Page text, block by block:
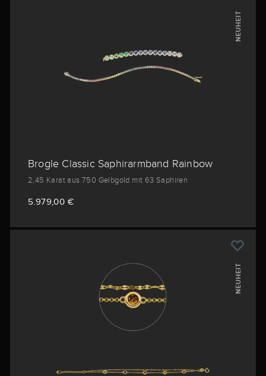
NEUHEIT
Brogle Classic Saphirarmband Rainbow
2,45 Karat aus 750 Gelbgold mit 63 Saphiren
5.979,00 €
NEUHEIT